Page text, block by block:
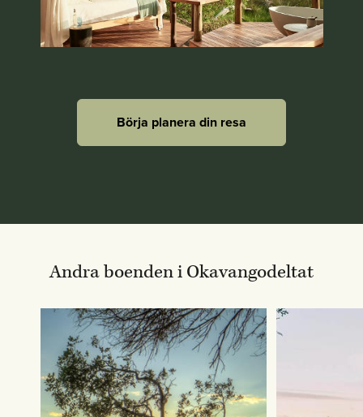
Börja planera din resa
Andra boenden i Okavangodeltat